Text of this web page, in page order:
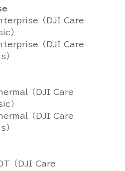
（DJI Care
）
（DJI Care
（DJI Care
）
（DJI Care
（DJI Care